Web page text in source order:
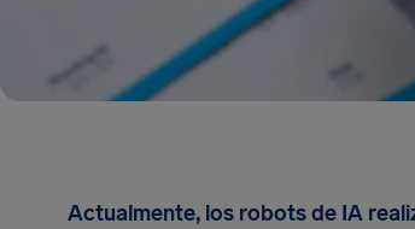
Actualmente, los robots de IA